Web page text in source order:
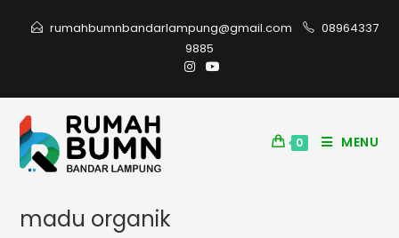
rumahbumnbandarlampung@gmail.com
08964337
9885
0 MENU
madu organik